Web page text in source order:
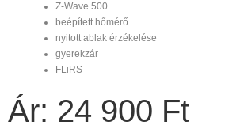
Z-Wave 500
beépített hőmérő
nyitott ablak érzékelése
gyerekzár
FLiRS
Ár: 24 900 Ft